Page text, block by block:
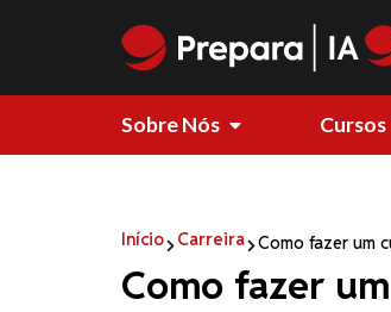
Sobre Nós Cursos
Início Carreira Como fazer um
Como fazer